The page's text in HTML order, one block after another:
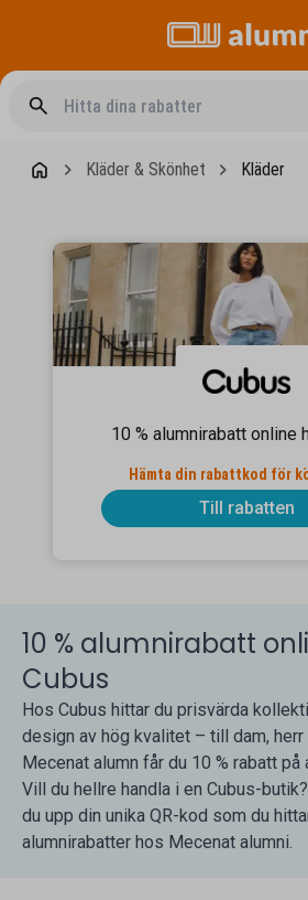
Kläder & Skönhet Kläder
10 % alumnirabatt online
Hämta din rabattkod för
Till rabatten
10 % alumnirabatt
Cubus
Hos Cubus hittar du prisvärda
design av hög kvalitet – till dam, herr
Mecenat alumn får du 10 % rabatt
Vill du hellre handla i en Cubus-
du upp din unika QR-kod som du
alumnirabatter hos Mecenat alumni.